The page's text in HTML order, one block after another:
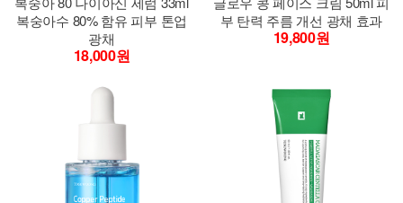
복숭아수 80% 함유 피부 톤업
광채
18,000원
부 탄력 주름 개선 광채 효과
19,800원